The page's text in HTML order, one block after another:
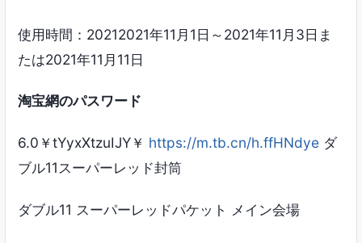
使用時間：20212021年11月1日～2021年11月3日ま
たは2021年11月11日
淘宝網のパスワード
6.0￥tYyxXtzuIJY￥ https://m.tb.cn/h.ffHNdyeダ
ブル11スーパーレッド封筒
ダブル11 スーパーレッドパケット メイン会場